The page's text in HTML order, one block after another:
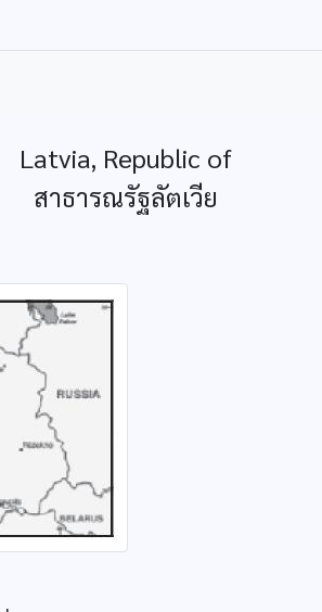
Latvia, Republic of
สาธารณรัฐลัตเวีย